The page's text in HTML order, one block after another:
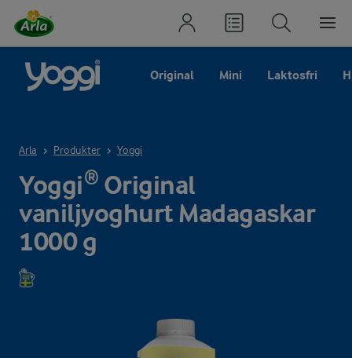
Original Mini Laktosfri
Arla Produkter Yoggi
Yoggi® Original
vaniljyoghurt Madagaskar
1000 g